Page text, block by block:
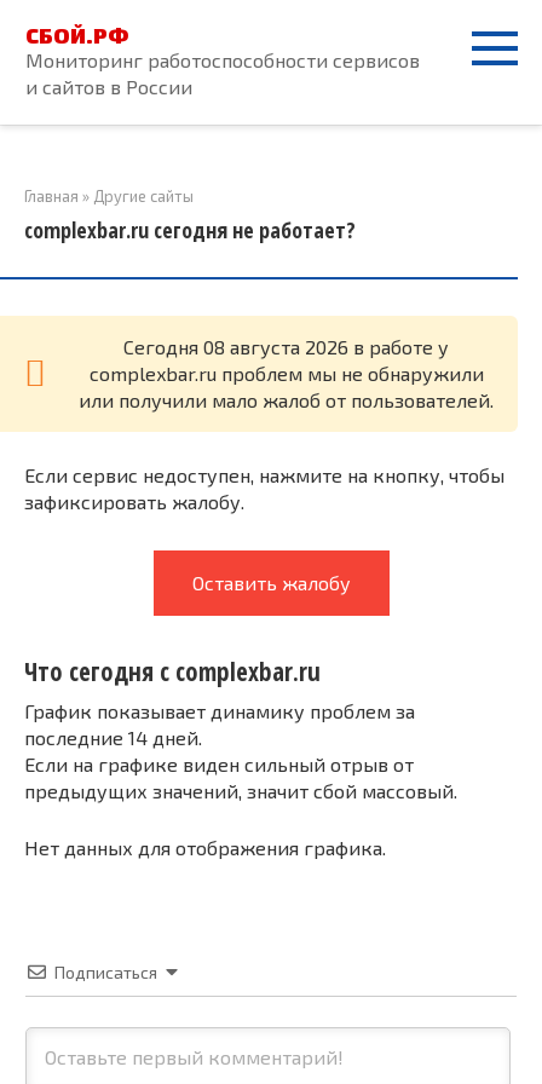
контенту
СБОЙ.РФ
Мониторинг работоспособности сервисов
и сайтов в России
Главная » Другие сайты
complexbar.ru сегодня не работает?
Cегодня 08 августа 2026 в работе у
complexbar.ru проблем мы не обнаружили
или получили мало жалоб от пользователей.
Если сервис недоступен, нажмите на кнопку, чтобы
зафиксировать жалобу.
Оставить жалобу
Что сегодня с complexbar.ru
График показывает динамику проблем за
последние 14 дней.
Если на графике виден сильный отрыв от
предыдущих значений, значит сбой массовый.
Нет данных для отображения графика.
Подписаться